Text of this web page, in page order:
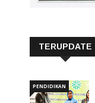
TERUPDATE
PENDIDIKAN